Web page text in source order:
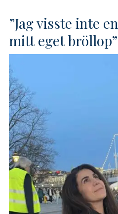
”Jag visste inte
mitt eget bröllop”